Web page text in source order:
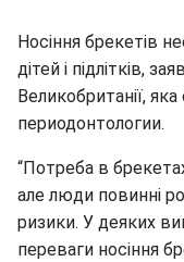
Носіння брекетів
дітей і підлітків,
Великобританії,
периодонтологии.
“Потреба в
але люди повинні
ризики. У деяких
переваги носіння